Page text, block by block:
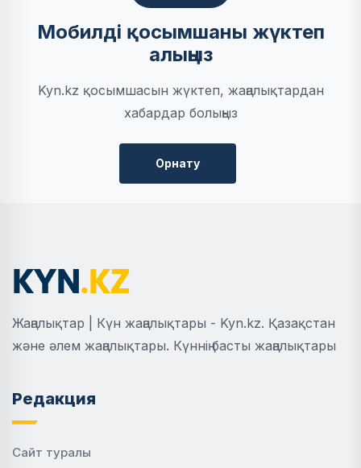
Мобилді қосымшаны жүктеп
алыңыз
Kyn.kz қосымшасын жүктеп, жаңалықтардан
хабардар болыңыз
Орнату
Жаңалықтар | Күн жаңалықтары - Kyn.kz. Қазақстан
және әлем жаңалықтары. Күннің басты жаңалықтары
Редакция
Сайт туралы